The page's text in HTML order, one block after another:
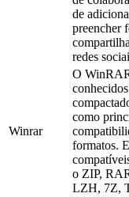
de
preencher
redes
Winrar
O
como
formatos.
o ZIP,
LZH, 7Z,